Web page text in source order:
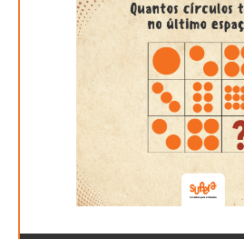
Na linha 1: 1 círculo, depois 2
círculos. O mesmo que ir
elemento seguinte: 1, 1x2 = 2,
círculos, 6 círculos e 12
multiplicar cada próximo elemento
12. Na linha 3: 2 círculos, 4
é 4. Então, podemos concluir que
multiplicado por 2. O mesmo que:
seja, no último espaço serão 8